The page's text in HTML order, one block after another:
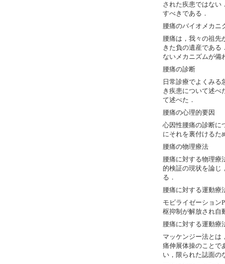
された疾患ではない
すべきである．
腰痛のバイオメカニ
腰痛は，我々の祖先
きた負の遺産である
ないメカニズムが備
腰痛の診断
日常診療でよくみ
き疾患について述べ
て述べた．
腰痛の心理的要因
心因性腰痛の診断に
にそれを裏付けるた
腰痛の物理療法
腰痛に対する物理療
的検証の現状を論じ
る．
腰痛に対する運動療
モビライゼーション
枢抑制が解放され自
腰痛に対する運動療
マッケンジー法とは
痛伸展体操のことで
い，限られた誌面の